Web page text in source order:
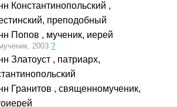
Константинопольский ,
преподобный
Попов , мученик, иерей
2003 ?
Златоуст , патриарх,
Гранитов , священномученик,